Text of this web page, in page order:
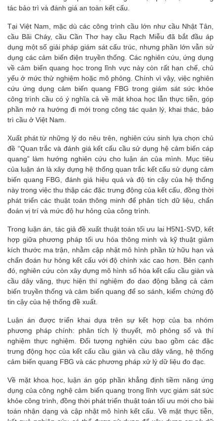
tác bảo trì và đánh giá an toàn kết cấu.
Tại Việt Nam, mặc dù các công trình cầu lớn như cầu Nhật Tân,
cầu Bãi Cháy, cầu Cần Thơ hay cầu Rạch Miễu đã bắt đầu áp
dụng một số giải pháp giám sát cấu trúc, nhưng phần lớn vẫn sử
dụng các cảm biến điện truyền thống. Các nghiên cứu, ứng dụng
về cảm biến quang học trong lĩnh vực này còn rất hạn chế, chủ
yếu ở mức thử nghiệm hoặc mô phỏng. Chính vì vậy, việc nghiên
cứu ứng dụng cảm biến quang FBG trong giám sát sức khỏe
công trình cầu có ý nghĩa cả về mặt khoa học lẫn thực tiễn, góp
phần mở ra hướng đi mới trong công tác quản lý, khai thác, bảo
trì cầu ở Việt Nam.
Xuất phát từ những lý do nêu trên, nghiên cứu sinh lựa chọn chủ
đề “Quan trắc và đánh giá kết cấu cầu sử dụng hệ cảm biến cáp
quang” làm hướng nghiên cứu cho luận án của mình. Mục tiêu
của luận án là xây dựng hệ thống quan trắc kết cấu sử dụng cảm
biến quang FBG, đánh giá hiệu quả và độ tin cậy của hệ thống
này trong việc thu thập các đặc trưng động của kết cấu, đồng thời
phát triển các thuật toán thông minh để phân tích dữ liệu, chẩn
đoán vị trí và mức độ hư hỏng của công trình.
Trong luận án, tác giả đề xuất thuật toán tối ưu lai H5N1-SVD, kết
hợp giữa phương pháp tối ưu hóa thông minh và kỹ thuật giảm
kích thước ma trận, nhằm cập nhật mô hình phần tử hữu hạn và
chẩn đoán hư hỏng kết cấu với độ chính xác cao hơn. Bên cạnh
đó, nghiên cứu còn xây dựng mô hình số hóa kết cấu cầu giàn và
cầu dây văng, thực hiện thí nghiệm đo dao động bằng cả cảm
biến truyền thống và cảm biến quang để so sánh, kiểm chứng độ
tin cậy của hệ thống đề xuất.
Luận án được triển khai dựa trên sự kết hợp của ba nhóm
phương pháp chính: phân tích lý thuyết, mô phỏng số và thí
nghiệm thực nghiệm. Đối tượng nghiên cứu bao gồm các đặc
trưng động học của kết cấu cầu giàn và cầu dây văng, hệ thống
cảm biến quang FBG và các phương pháp xử lý dữ liệu đo đạc.
Về mặt khoa học, luận án góp phần khẳng định tiềm năng ứng
dụng của công nghệ cảm biến quang trong lĩnh vực giám sát sức
khỏe công trình, đồng thời phát triển thuật toán tối ưu mới cho bài
toán nhận dạng và cập nhật mô hình kết cấu. Về mặt thực tiễn,